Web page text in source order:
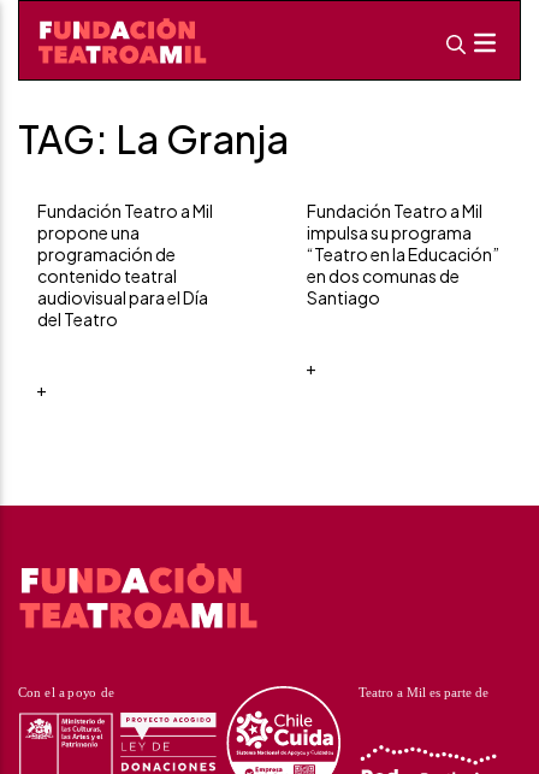
TAG: La Granja
Fundación Teatro a Mil
propone una
programación de
contenido teatral
audiovisual para el Día
del Teatro
+
Fundación Teatro a Mil
impulsa su programa
“Teatro en la Educación”
en dos comunas de
Santiago
+